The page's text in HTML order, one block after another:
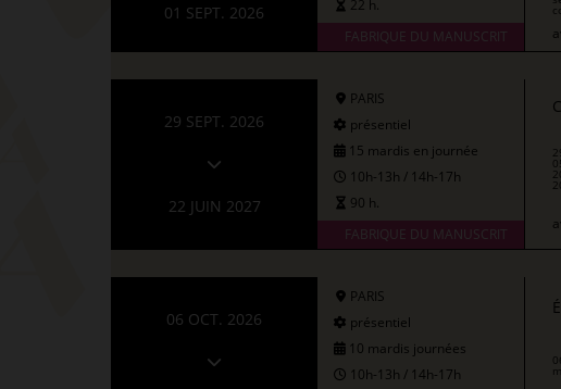
01 SEPT. 2026
22 h.
FABRIQUE DU MANUSCRIT
29 SEPT. 2026
22 JUIN 2027
PARIS
présentiel
15 mardis en journée
10h-13h / 14h-17h
90 h.
FABRIQUE DU MANUSCRIT
06 OCT. 2026
PARIS
présentiel
10 mardis journées
10h-13h / 14h-17h